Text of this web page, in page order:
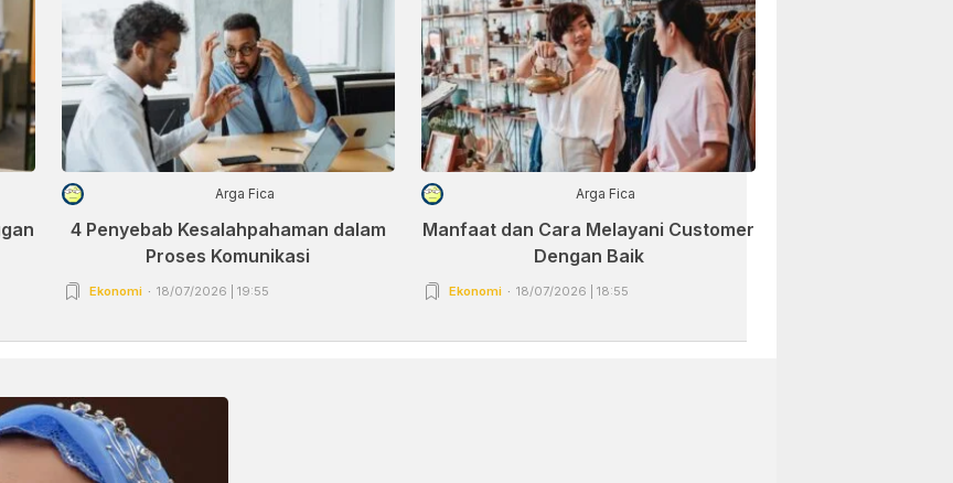
Arga Fica
4 Penyebab Kesalahpahaman dalam
Proses Komunikasi
Ekonomi 18/07/2026 | 19:55
Arga Fica
Manfaat dan Cara Melayani Customer
Dengan Baik
Ekonomi 18/07/2026 | 18:55